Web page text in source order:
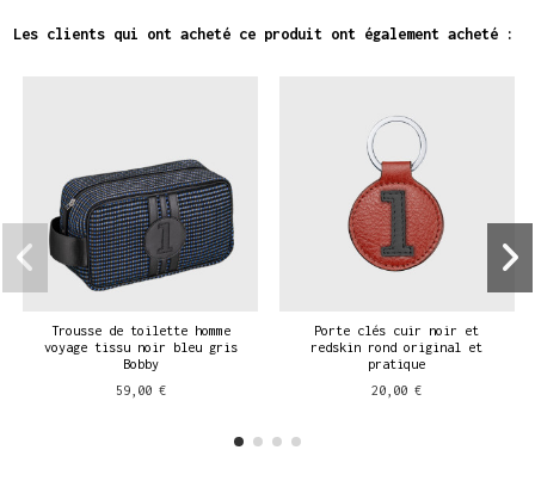
Les clients qui ont acheté ce produit ont également acheté :
Trousse de toilette homme
voyage tissu noir bleu gris
Bobby
59,00 €
Porte clés cuir noir et
redskin rond original et
pratique
20,00 €